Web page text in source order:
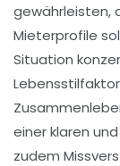
gewährleisten,
Mieterprofile
Situation
einer klaren
zudem